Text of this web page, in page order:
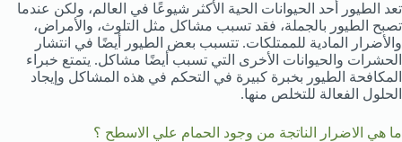
تعد الطيور أحد الحيوانات الحية الأكثر شيوعًا في العالم، ولكن عندما
تصبح الطيور بالجملة، فقد تسبب مشاكل مثل التلوث، والأمراض،
والأضرار المادية للممتلكات. تتسبب بعض الطيور أيضًا في انتشار
الحشرات والحيوانات الأخرى التي تسبب أيضًا مشاكل. يتمتع خبراء
المكافحة الطيور بخبرة كبيرة في التحكم في هذه المشاكل وإيجاد
الحلول الفعالة للتخلص منها.
ما هي الاضرار الناتجة من وجود الحمام علي الاسطح ؟